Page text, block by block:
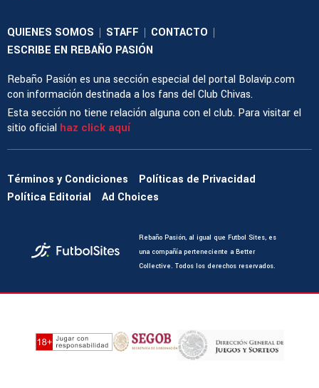
QUIENES SOMOS STAFF CONTACTO
ESCRIBE EN REBAÑO PASIÓN
Rebaño Pasión es una sección especial del portal Bolavip.com
con información destinada a los fans del Club Chivas.
Esta sección no tiene relación alguna con el club. Para visitar el
sitio oficial haz click aquí
Términos y Condiciones
Políticas de Privacidad
Política Editorial
Ad Choices
Rebaño Pasión, al igual que Futbol Sites, es
una compañía perteneciente a Better
Collective. Todos los derechos reservados.